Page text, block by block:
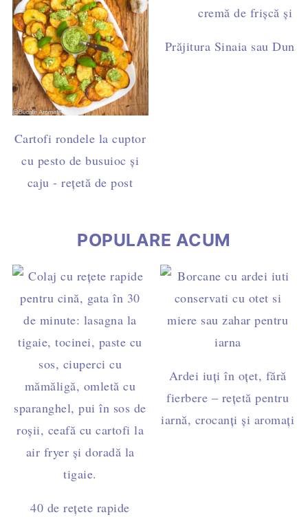
Cartofi rondele la cuptor
cu pesto de busuioc și
caju - rețetă de post
Prăjitura Sinaia sau
POPULARE ACUM
40 de rețete rapide
Ardei iuți în oțet, fără
fierbere – rețetă pentru
iarnă, crocanți și aromați